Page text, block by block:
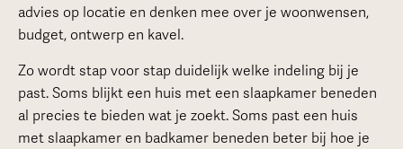
advies op locatie en denken mee over je woonwensen,
budget, ontwerp en kavel.
Zo wordt stap voor stap duidelijk welke indeling bij je
past. Soms blijkt een huis met een slaapkamer beneden
al precies te bieden wat je zoekt. Soms past een huis
met slaapkamer en badkamer beneden beter bij hoe je